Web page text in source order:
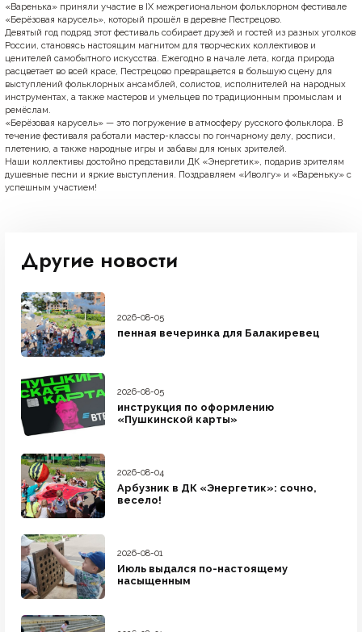
«Варенька» приняли участие в IX межрегиональном фольклорном фестивале
«Берёзовая карусель», который прошёл в деревне Пестрецово.
Девятый год подряд этот фестиваль собирает друзей и гостей из разных уголков
России, становясь настоящим магнитом для творческих коллективов и
ценителей самобытного искусства. Ежегодно в начале лета, когда природа
расцветает во всей красе, Пестрецово превращается в большую сцену для
выступлений фольклорных ансамблей, солистов, исполнителей на народных
инструментах, а также мастеров и умельцев по традиционным промыслам и
ремёслам.
«Берёзовая карусель» — это погружение в атмосферу русского фольклора. В
течение фестиваля работали мастер-классы по гончарному делу, росписи,
плетению, а также народные игры и забавы для юных зрителей.
Наши коллективы достойно представили ДК «Энергетик», подарив зрителям
душевные песни и яркие выступления. Поздравляем «Иволгу» и «Вареньку» с
успешным участием!
Другие новости
2026-08-05
пенная вечеринка для Балакиревец
2026-08-05
инструкция по оформлению
«Пушкинской карты»
2026-08-04
Арбузник в ДК «Энергетик»: сочно,
весело!
2026-08-01
Июль выдался по-настоящему
насыщенным